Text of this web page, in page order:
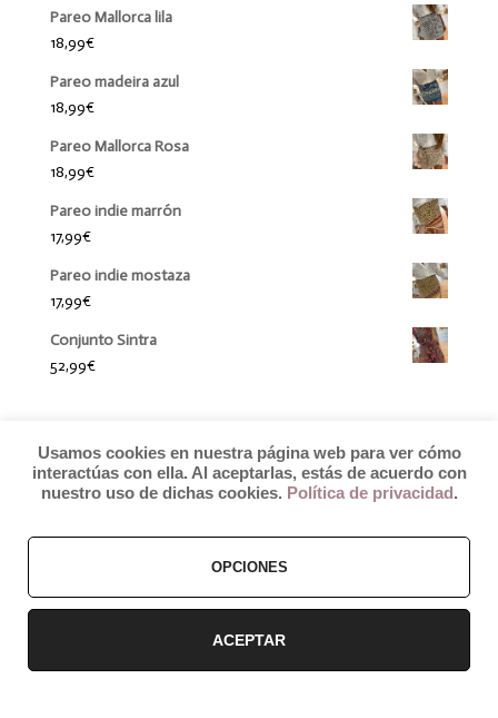
Pareo Mallorca lila
18,99€
Pareo madeira azul
18,99€
Pareo Mallorca Rosa
18,99€
Pareo indie marrón
17,99€
Pareo indie mostaza
17,99€
Conjunto Sintra
52,99€
© 2019 by Débora Colette
Términos y Condiciones Cambios y Devoluciones
Usamos cookies en nuestra página web para ver cómo
interactúas con ella. Al aceptarlas, estás de acuerdo con
nuestro uso de dichas cookies. Política de privacidad .
OPCIONES
ACEPTAR